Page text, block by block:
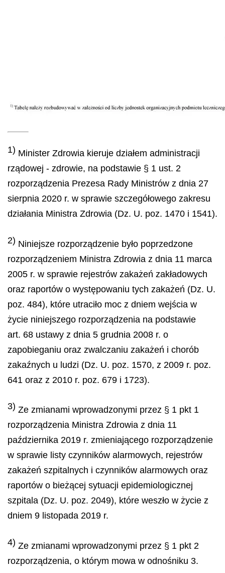
1) Minister Zdrowia kieruje działem administracji
rządowej - zdrowie, na podstawie § 1 ust. 2
rozporządzenia Prezesa Rady Ministrów z dnia 27
sierpnia 2020 r. w sprawie szczegółowego zakresu
działania Ministra Zdrowia (Dz. U. poz. 1470 i 1541).
2) Niniejsze rozporządzenie było poprzedzone
rozporządzeniem Ministra Zdrowia z dnia 11 marca
2005 r. w sprawie rejestrów zakażeń zakładowych
oraz raportów o występowaniu tych zakażeń (Dz. U.
poz. 484), które utraciło moc z dniem wejścia w
życie niniejszego rozporządzenia na podstawie
art. 68 ustawy z dnia 5 grudnia 2008 r. o
zapobieganiu oraz zwalczaniu zakażeń i chorób
zakaźnych u ludzi (Dz. U. poz. 1570, z 2009 r. poz.
641 oraz z 2010 r. poz. 679 i 1723).
3) Ze zmianami wprowadzonymi przez § 1 pkt 1
rozporządzenia Ministra Zdrowia z dnia 11
października 2019 r. zmieniającego rozporządzenie
w sprawie listy czynników alarmowych, rejestrów
zakażeń szpitalnych i czynników alarmowych oraz
raportów o bieżącej sytuacji epidemiologicznej
szpitala (Dz. U. poz. 2049), które weszło w życie z
dniem 9 listopada 2019 r.
4) Ze zmianami wprowadzonymi przez § 1 pkt 2
rozporządzenia, o którym mowa w odnośniku 3.